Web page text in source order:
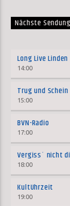
Nächste
Long Live Linden
14:00
Trug und Schein
15:00
BVN-Radio
17:00
Vergiss´ nicht
18:00
KultUhrzeit
19:00